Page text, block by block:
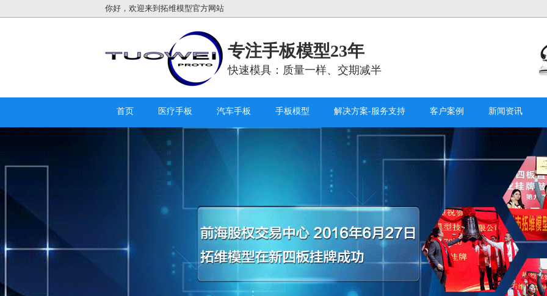
你好，欢迎来到拓维模型官方网站
专注手板模型23年
快速模具：质量一样、交期减半
首页 医疗手板 汽车手板 手板模型 解决方案-服务支持 客户案例 新闻资讯